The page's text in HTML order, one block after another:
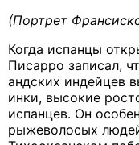
(Портрет
Когда испанцы
Писарро записал,
андских индейцев
инки, высокие
испанцев. Он
рыжеволосых